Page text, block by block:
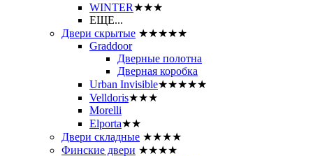
WINTER★★★
ЕЩЕ...
Двери скрытые ★★★★★
Graddoor
Дверные полотна
Дверная коробка
Urban Invisible★★★★★
Velldoris★★★
Morelli
Elporta★★
Двери складные ★★★★
Финские двери ★★★★